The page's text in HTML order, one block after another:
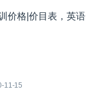
价格|价目表，英语
11-15